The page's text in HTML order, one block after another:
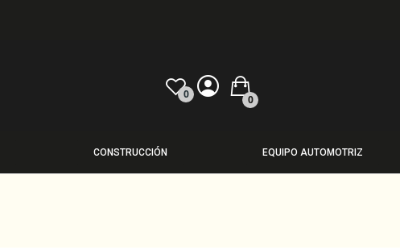
0 0
CONSTRUCCIÓN EQUIPO AUTOMOTRIZ